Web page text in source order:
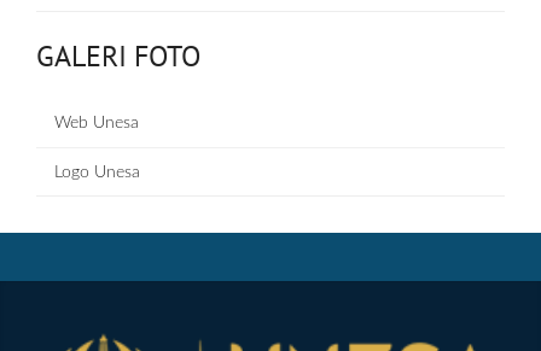
GALERI FOTO
Web Unesa
Logo Unesa